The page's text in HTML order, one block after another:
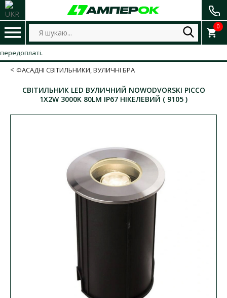
0
ФАСАДНІ СВІТИЛЬНИКИ, ВУЛИЧНІ БРА
СВІТИЛЬНИК LED ВУЛИЧНИЙ NOWODVORSKI PICCO
1X2W 3000K 80LM IP67 НІКЕЛЕВИЙ ( 9105 )